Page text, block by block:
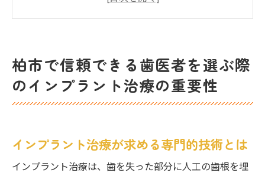
インプラント治療のプロセスを理解する
柏市の歯医者の選定基準を考える
最新技術を駆使した柏市の歯医者で安心インプ
最新設備が可能にするインプラント治療
技術革新がもたらすインプラントの進化
柏市で信頼できる歯医者を選ぶ際
のインプラント治療の重要性
インプラント治療が求める専門的技術とは
インプラント治療は、歯を失った部分に人工の歯根を埋